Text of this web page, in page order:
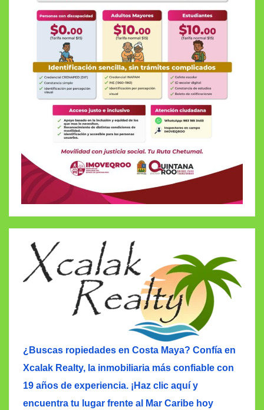
¿Buscas ropiedades en Costa Maya? Confía en
Xcalak Realty, la inmobiliaria más confiable con
19 años de experiencia. ¡Haz clic aquí y
encuentra tu lugar frente al Mar Caribe hoy